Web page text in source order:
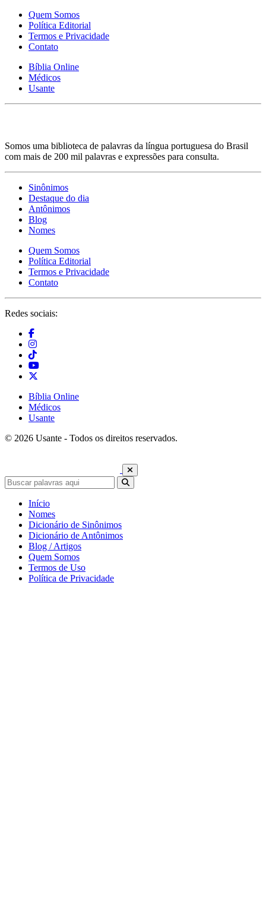
Quem Somos
Política Editorial
Termos e Privacidade
Contato
Bíblia Online
Médicos
Usante
Somos uma biblioteca de palavras da língua portuguesa do Brasil
com mais de 200 mil palavras e expressões para consulta.
Sinônimos
Destaque do dia
Antônimos
Blog
Nomes
Quem Somos
Política Editorial
Termos e Privacidade
Contato
Redes sociais:
Bíblia Online
Médicos
Usante
© 2026 Usante - Todos os direitos reservados.
Início
Nomes
Dicionário de Sinônimos
Dicionário de Antônimos
Blog / Artigos
Quem Somos
Termos de Uso
Política de Privacidade